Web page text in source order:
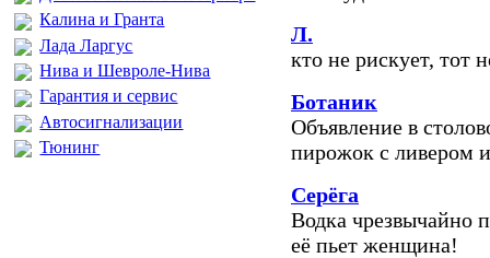
Калина и Гранта
Лада Ларгус
Нива и Шевроле-Нива
Гарантия и сервис
Автосигнализации
Тюнинг
Л.
кто не рискует, тот
Ботаник
Объявление в
пирожок с ливером
Серёга
Водка чрезвычайно
её пьет женщина!